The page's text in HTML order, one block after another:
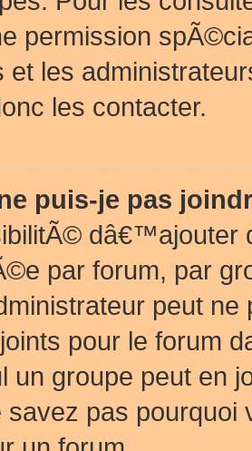
permission
et les
les contacter.
puis-je pas
dâ€™ajouter
par forum, par
peut
pour le forum
un groupe peut en
savez pas pourquoi